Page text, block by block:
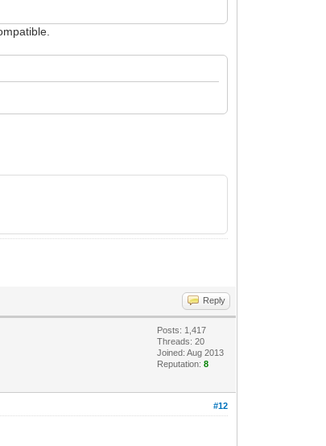
Reply
Posts: 1,417
Threads: 20
Joined: Aug 2013
Reputation:8
#12